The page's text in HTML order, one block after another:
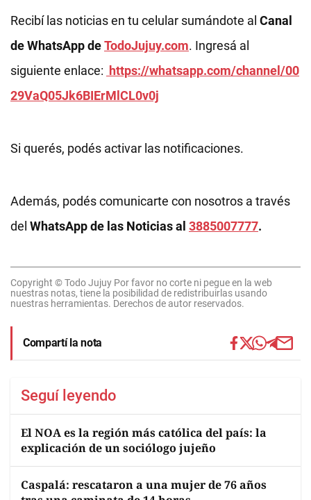
Recibí las noticias en tu celular sumándote al Canal
de WhatsApp deTodoJujuy.com. Ingresá al
siguiente enlace: https://whatsapp.com/channel/00
29VaQ05Jk6BIErMlCL0v0j
Si querés, podés activar las notificaciones.
Además, podés comunicarte con nosotros a través
del WhatsApp de las Noticias al 3885007777.
Copyright © Todo Jujuy Por favor no corte ni pegue en la web
nuestras notas, tiene la posibilidad de redistribuirlas usando
nuestras herramientas. Derechos de autor reservados.
Compartí la nota
Seguí leyendo
El NOA es la región más católica del país: la
explicación de un sociólogo jujeño
Caspalá: rescataron a una mujer de 76 años